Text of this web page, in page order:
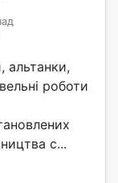
альтанки,
роботи
с...